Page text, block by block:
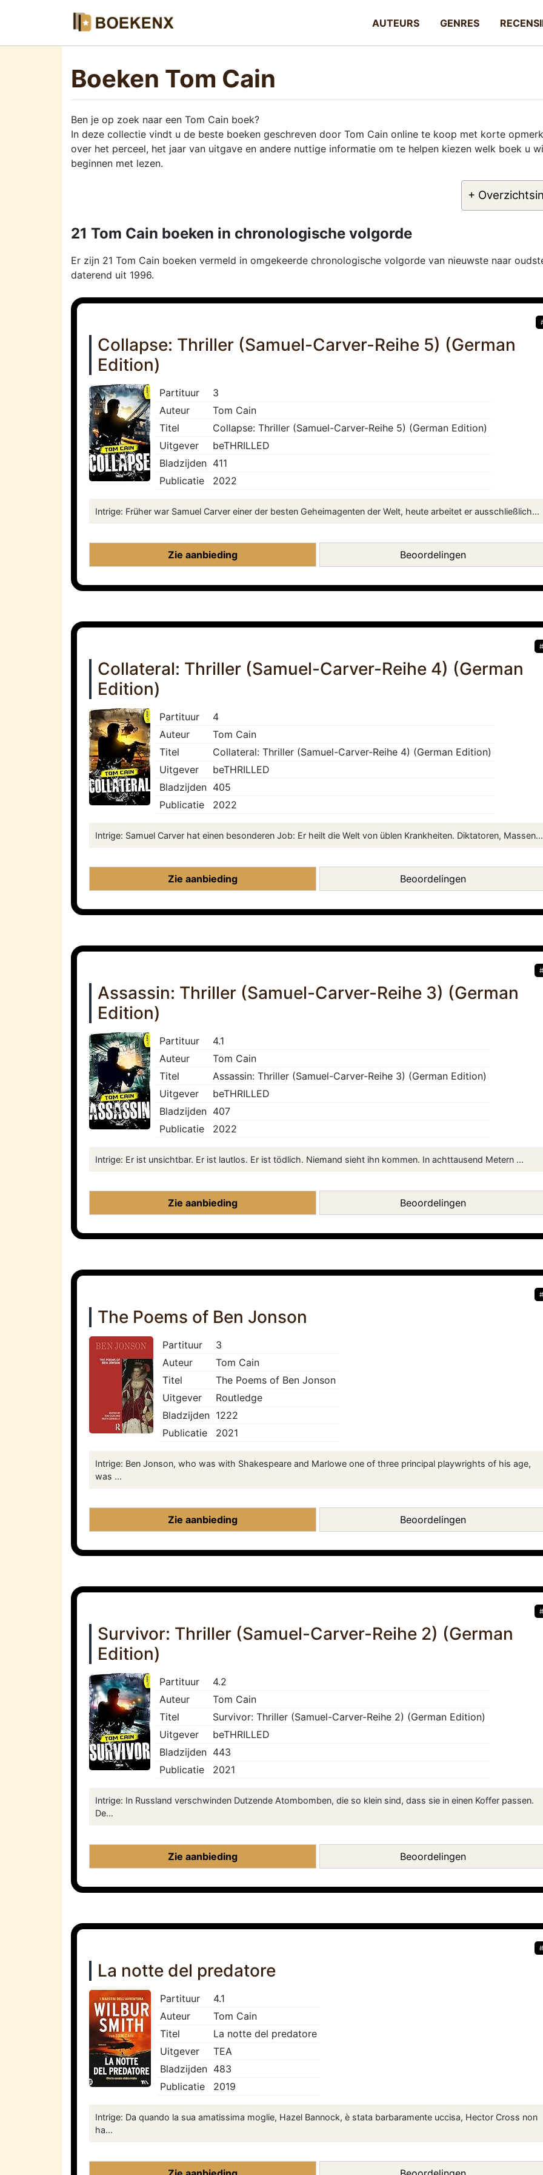
AUTEURS GENRES
Boeken Tom Cain
Ben je op zoek naar een Tom Cain boek?
In deze collectie vindt u de beste boeken geschreven door Tom Cain online te koop met korte
over het perceel, het jaar van uitgave en andere nuttige informatie om te helpen kiezen welk boek u
beginnen met lezen.
+
21 Tom Cain boeken in chronologische volgorde
Er zijn 21 Tom Cain boeken vermeld in omgekeerde chronologische volgorde van nieuwste naar
daterend uit 1996.
Collapse: Thriller (Samuel-Carver-Reihe 5) (German
Edition)
Partituur
3
Auteur
Tom Cain
Titel
Collapse: Thriller (Samuel-Carver-Reihe 5) (German Edition)
Uitgever
beTHRILLED
Bladzijden 411
Publicatie
2022
Intrige: Früher war Samuel Carver einer der besten Geheimagenten der Welt, heute arbeitet er ausschließlich...
Zie aanbieding Beoordelingen
Collateral: Thriller (Samuel-Carver-Reihe 4) (German
Edition)
Partituur
4
Auteur
Tom Cain
Titel
Collateral: Thriller (Samuel-Carver-Reihe 4) (German Edition)
Uitgever
beTHRILLED
Bladzijden 405
Publicatie
2022
Intrige: Samuel Carver hat einen besonderen Job: Er heilt die Welt von üblen Krankheiten. Diktatoren, Massen...
Zie aanbieding Beoordelingen
Assassin: Thriller (Samuel-Carver-Reihe 3) (German
Edition)
Partituur
4.1
Auteur
Tom Cain
Titel
Assassin: Thriller (Samuel-Carver-Reihe 3) (German Edition)
Uitgever
beTHRILLED
Bladzijden 407
Publicatie
2022
Intrige: Er ist unsichtbar. Er ist lautlos. Er ist tödlich. Niemand sieht ihn kommen. In achttausend Metern ...
Zie aanbieding Beoordelingen
The Poems of Ben Jonson
Partituur
3
Auteur
Tom Cain
Titel
The Poems of Ben Jonson
Uitgever
Routledge
Bladzijden 1222
Publicatie
2021
Intrige: Ben Jonson, who was with Shakespeare and Marlowe one of three principal playwrights of his age,
was ...
Zie aanbieding Beoordelingen
Survivor: Thriller (Samuel-Carver-Reihe 2) (German
Edition)
Partituur
4.2
Auteur
Tom Cain
Titel
Survivor: Thriller (Samuel-Carver-Reihe 2) (German Edition)
Uitgever
beTHRILLED
Bladzijden 443
Publicatie
2021
Intrige: In Russland verschwinden Dutzende Atombomben, die so klein sind, dass sie in einen Koffer passen.
De...
Zie aanbieding Beoordelingen
La notte del predatore
Partituur
4.1
Auteur
Tom Cain
Titel
La notte del predatore
Uitgever
TEA
Bladzijden 483
Publicatie
2019
Intrige: Da quando la sua amatissima moglie, Hazel Bannock, è stata barbaramente uccisa, Hector Cross non
ha...